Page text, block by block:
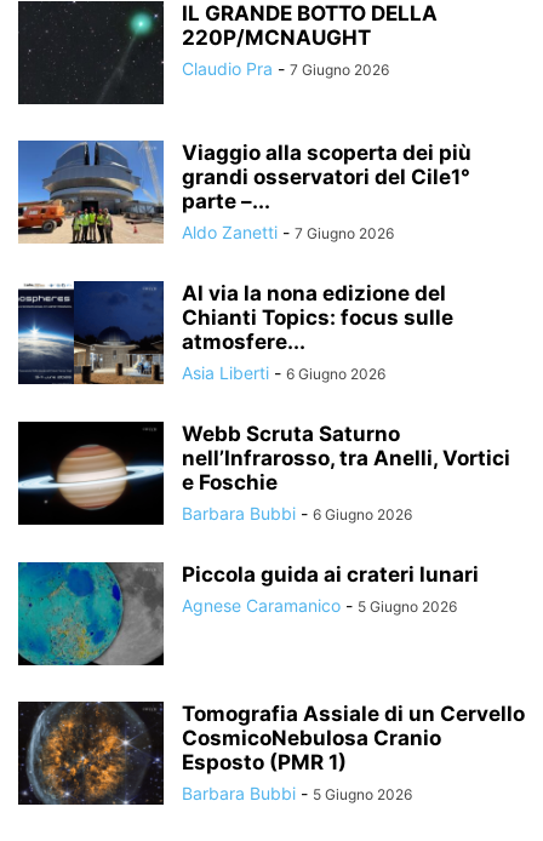
IL GRANDE BOTTO DELLA
220P/MCNAUGHT
Claudio Pra - 7 Giugno 2026
Viaggio alla scoperta dei più
grandi osservatori del Cile1°
parte –...
Aldo Zanetti - 7 Giugno 2026
Al via la nona edizione del
Chianti Topics: focus sulle
atmosfere...
Asia Liberti - 6 Giugno 2026
Webb Scruta Saturno
nell’Infrarosso, tra Anelli, Vortici
e Foschie
Barbara Bubbi - 6 Giugno 2026
Piccola guida ai crateri lunari
Agnese Caramanico - 5 Giugno 2026
Tomografia Assiale di un Cervello
CosmicoNebulosa Cranio
Esposto (PMR 1)
Barbara Bubbi - 5 Giugno 2026